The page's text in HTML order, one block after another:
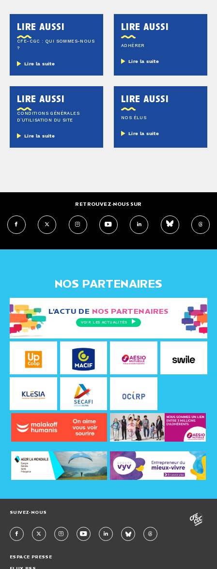
lire aussi
CFE-CGC : QUI SOMMES-NOUS
?
Lire la suite
lire aussi
ADHÉRER
Lire la suite
lire aussi
CONDITIONS GÉNÉRALES
D’UTILISATION DU SITE
Lire la suite
lire aussi
NOS ÉLUS
Lire la suite
RETROUVEZ-NOUS SUR
NOS PARTENAIRES
L'ACTU DE NOS PARTENAIRES
VOIR LES ACTUALITÉS
SUIVEZ-NOUS
ESPACE PRESSE